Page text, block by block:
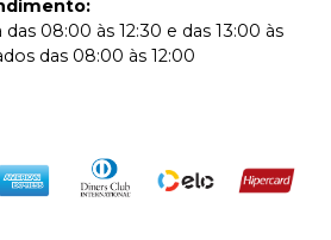
:
08:00 às 12:30 e das 13:00 às
das 08:00 às 12:00